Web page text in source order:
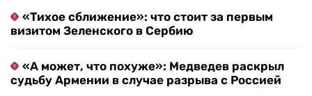
«Тихое сближение»: что стоит за первым
визитом Зеленского в Сербию
«А может, что похуже»: Медведев раскрыл
судьбу Армении в случае разрыва с Россией